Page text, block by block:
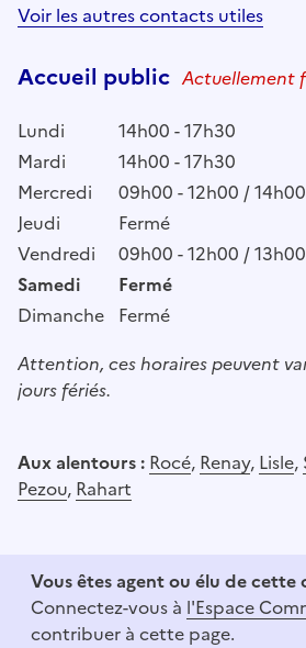
Voir les autres contacts utiles
Accueil public Actuellement
Lundi
14h00 - 17h30
Mardi
14h00 - 17h30
Mercredi
09h00 - 12h00 /
Jeudi
Fermé
Vendredi
09h00 - 12h00 /
Samedi
Fermé
Dimanche Fermé
Attention, ces horaires peuvent
jours fériés.
Aux alentours : Rocé, Renay, Lisle,
Pezou, Rahart
Vous êtes agent ou élu de cette
Connectez-vous à l'Espace
contribuer à cette page.